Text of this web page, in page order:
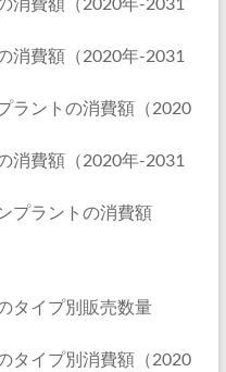
消費額（2020年-2031
ラントの消費額（2020
消費額（2020年-2031
プラントの消費額
タイプ別販売数量
タイプ別消費額（2020